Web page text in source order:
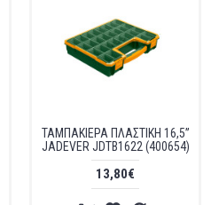
ΤΑΜΠΑΚΙΕΡΑ ΠΛΑΣΤΙΚΗ 16,5”
JADEVER JDTB1622 (400654)
13,80€